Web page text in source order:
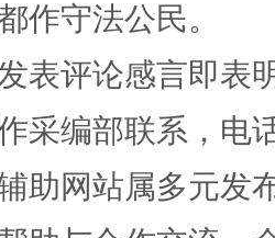
局
作守法公民。
表评论感言即表
采编部联系，电
助网站属多元发